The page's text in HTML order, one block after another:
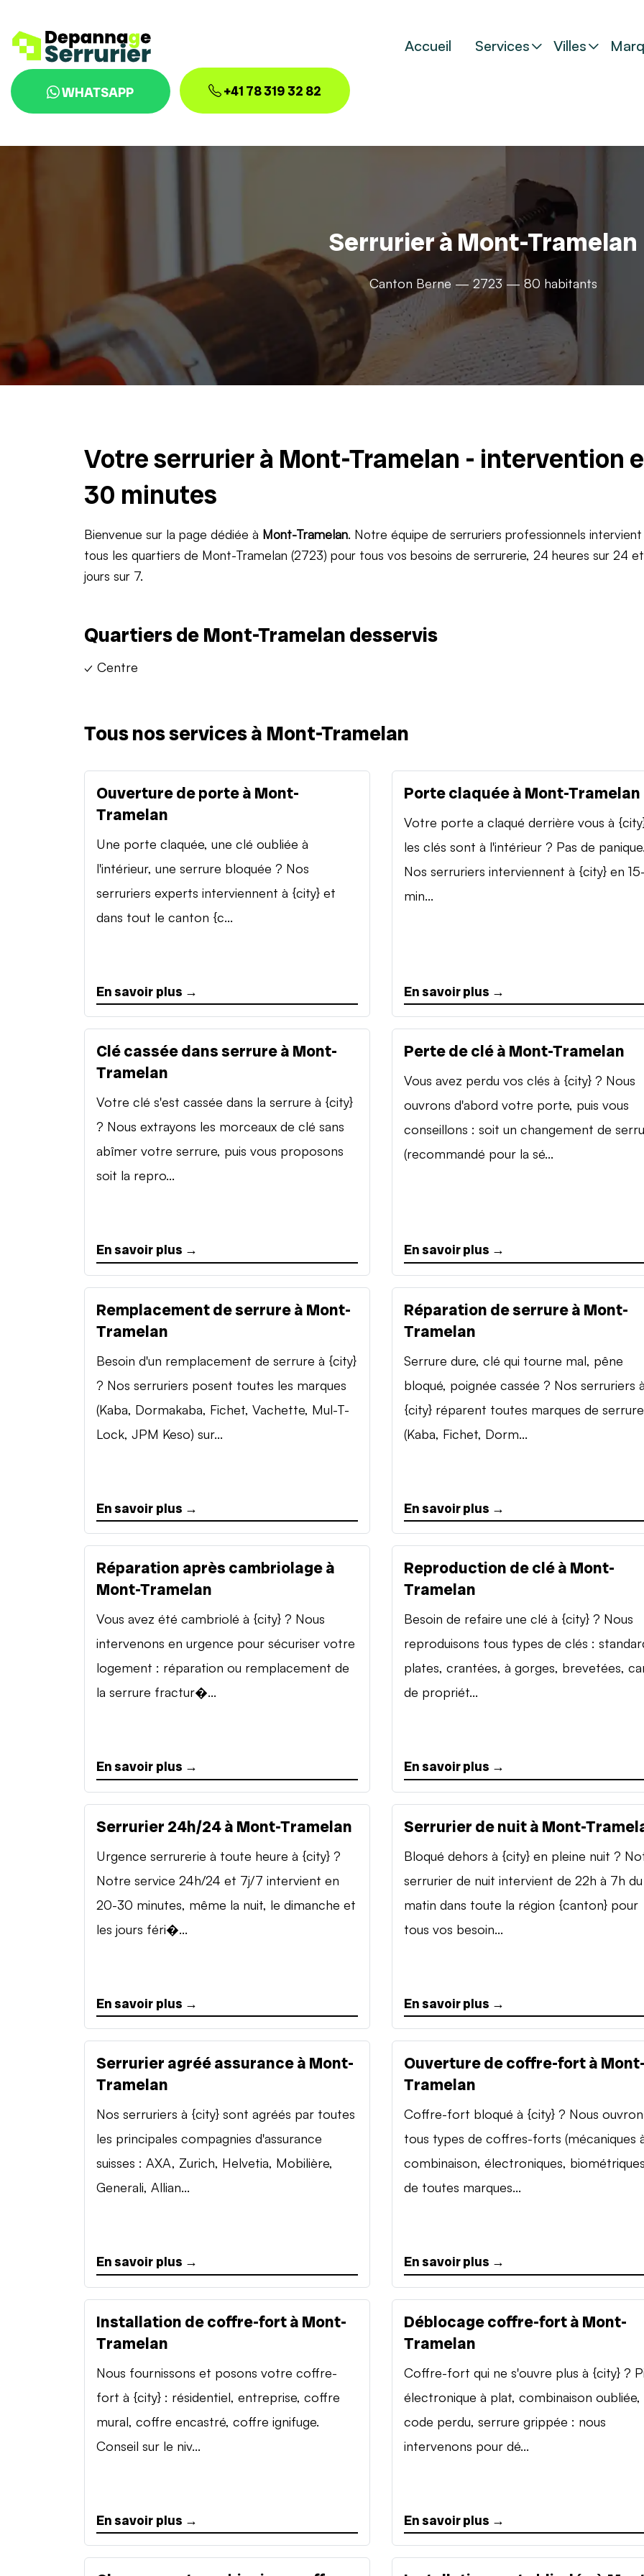
Accueil Services Villes
WHATSAPP +41 78 319 32 82
Serrurier à Mont-Tramelan
Canton Berne — 2723 — 80 habitants
Votre serrurier à Mont-Tramelan - intervention
30 minutes
Bienvenue sur la page dédiée à Mont-Tramelan. Notre équipe de serruriers professionnels intervient
tous les quartiers de Mont-Tramelan (2723) pour tous vos besoins de serrurerie, 24 heures sur 24
jours sur 7.
Quartiers de Mont-Tramelan desservis
✓ Centre
Tous nos services à Mont-Tramelan
Ouverture de porte à Mont-
Tramelan
Une porte claquée, une clé oubliée à
l'intérieur, une serrure bloquée ? Nos
serruriers experts interviennent à {city} et
dans tout le canton {c...
En savoir plus →
Porte claquée à Mont-Tramelan
Votre porte a claqué derrière vous à
les clés sont à l'intérieur ? Pas de
Nos serruriers interviennent à {city} en
min...
En savoir plus →
Clé cassée dans serrure à Mont-
Tramelan
Votre clé s'est cassée dans la serrure à {city}
? Nous extrayons les morceaux de clé sans
abîmer votre serrure, puis vous proposons
soit la repro...
En savoir plus →
Perte de clé à Mont-Tramelan
Vous avez perdu vos clés à {city} ? Nous
ouvrons d'abord votre porte, puis vous
conseillons : soit un changement de
(recommandé pour la sé...
En savoir plus →
Remplacement de serrure à Mont-
Tramelan
Besoin d'un remplacement de serrure à {city}
? Nos serruriers posent toutes les marques
(Kaba, Dormakaba, Fichet, Vachette, Mul-T-
Lock, JPM Keso) sur...
En savoir plus →
Réparation de serrure à Mont-
Tramelan
Serrure dure, clé qui tourne mal, pêne
bloqué, poignée cassée ? Nos serruriers
{city} réparent toutes marques de
(Kaba, Fichet, Dorm...
En savoir plus →
Réparation après cambriolage à
Mont-Tramelan
Vous avez été cambriolé à {city} ? Nous
intervenons en urgence pour sécuriser votre
logement : réparation ou remplacement de
la serrure fractur�...
En savoir plus →
Reproduction de clé à Mont-
Tramelan
Besoin de refaire une clé à {city} ? Nous
reproduisons tous types de clés :
plates, crantées, à gorges, brevetées,
de propriét...
En savoir plus →
Serrurier 24h/24 à Mont-Tramelan
Urgence serrurerie à toute heure à {city} ?
Notre service 24h/24 et 7j/7 intervient en
20-30 minutes, même la nuit, le dimanche et
les jours féri�...
En savoir plus →
Serrurier de nuit à Mont-
Bloqué dehors à {city} en pleine nuit ?
serrurier de nuit intervient de 22h à 7h du
matin dans toute la région {canton} pour
tous vos besoin...
En savoir plus →
Serrurier agréé assurance à Mont-
Tramelan
Nos serruriers à {city} sont agréés par toutes
les principales compagnies d'assurance
suisses : AXA, Zurich, Helvetia, Mobilière,
Generali, Allian...
En savoir plus →
Ouverture de coffre-fort à
Tramelan
Coffre-fort bloqué à {city} ? Nous
tous types de coffres-forts (mécaniques
combinaison, électroniques,
de toutes marques...
En savoir plus →
Installation de coffre-fort à Mont-
Tramelan
Nous fournissons et posons votre coffre-
fort à {city} : résidentiel, entreprise, coffre
mural, coffre encastré, coffre ignifuge.
Conseil sur le niv...
En savoir plus →
Déblocage coffre-fort à Mont-
Tramelan
Coffre-fort qui ne s'ouvre plus à {city} ?
électronique à plat, combinaison oubliée,
code perdu, serrure grippée : nous
intervenons pour dé...
En savoir plus →